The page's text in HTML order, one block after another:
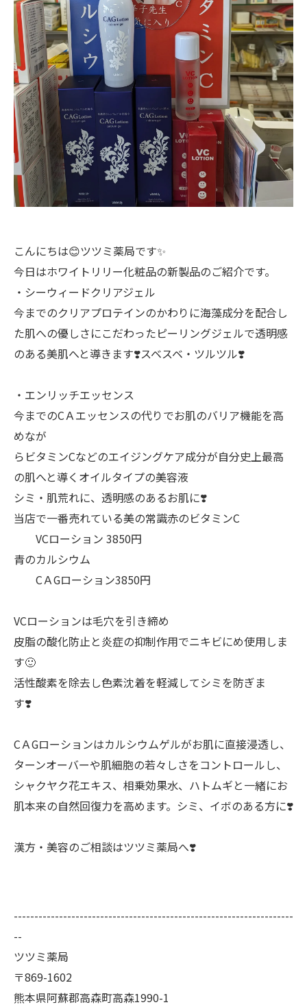
こんにちは😊ツツミ薬局です✨
今日はホワイトリリー化粧品の新製品のご紹介です。
・シーウィードクリアジェル
今までのクリアプロテインのかわりに海藻成分を配合し
た肌への優しさにこだわったピーリングジェルで透明感
のある美肌へと導きます❣️スベスベ・ツルツル❣️
・エンリッチエッセンス
今までのCＡエッセンスの代りでお肌のバリア機能を高
めなが
らビタミンCなどのエイジングケア成分が自分史上最高
の肌へと導くオイルタイプの美容液
シミ・肌荒れに、透明感のあるお肌に❣️
当店で一番売れている美の常識赤のビタミンC
VCローション 3850円
青のカルシウム
CＡGローション3850円
VCローションは毛穴を引き締め
皮脂の酸化防止と炎症の抑制作用でニキビにめ使用しま
す🙂
活性酸素を除去し色素沈着を軽減してシミを防ぎま
す❣️
CＡGローションはカルシウムゲルがお肌に直接浸透し、
ターンオーバーや肌細胞の若々しさをコントロールし、
シャクヤク花エキス、相乗効果水、ハトムギと一緒にお
肌本来の自然回復力を高めます。シミ、イボのある方に❣️
漢方・美容のご相談はツツミ薬局へ❣️
--------------------------------------------------------------------
--
ツツミ薬局
〒869-1602
熊本県阿蘇郡高森町高森1990-1